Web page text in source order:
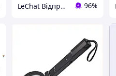
LeChat Відправка від 1 до 5 днів! На деякі товари може бути передплата! 96%